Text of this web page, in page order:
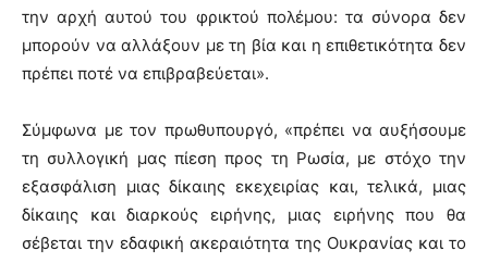
την αρχή αυτού του φρικτού πολέμου: τα σύνορα δεν
μπορούν να αλλάξουν με τη βία και η επιθετικότητα δεν
πρέπει ποτέ να επιβραβεύεται».
Σύμφωνα με τον πρωθυπουργό, «πρέπει να αυξήσουμε
τη συλλογική μας πίεση προς τη Ρωσία, με στόχο την
εξασφάλιση μιας δίκαιης εκεχειρίας και, τελικά, μιας
δίκαιης και διαρκούς ειρήνης, μιας ειρήνης που θα
σέβεται την εδαφική ακεραιότητα της Ουκρανίας και το